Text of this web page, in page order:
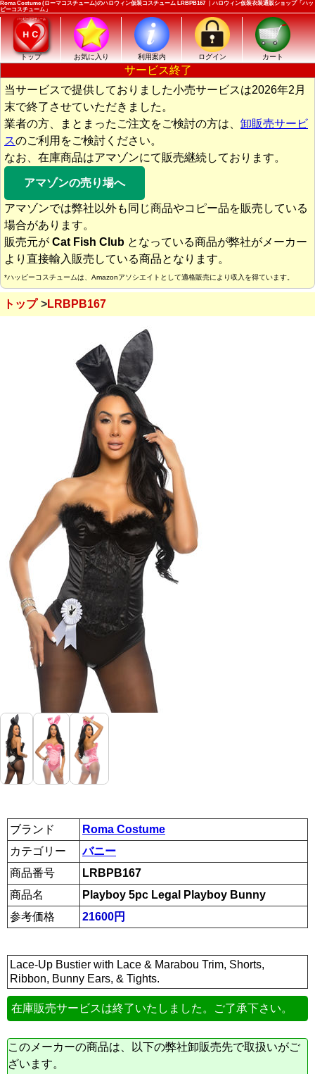
Roma Costume (ローマコスチューム)のハロウィン仮装コスチューム LRBPB167 ｜ハロウィン仮装衣装通販ショップ「ハッ
ピーコスチューム」
トップ お気に入り 利用案内 ログイン カート
サービス終了
当サービスで提供しておりました小売サービスは2026年2月
末で終了させていただきました。
業者の方、まとまったご注文をご検討の方は、 卸販売サービ
スのご利用をご検討ください。
なお、在庫商品はアマゾンにて販売継続しております。
アマゾンの売り場へ
アマゾンでは弊社以外も同じ商品やコピー品を販売している
場合があります。
販売元が Cat Fish Club となっている商品が弊社がメーカー
より直接輸入販売している商品となります。
*ハッピーコスチュームは、Amazonアソシエイトとして適格販売により収入を得ています。
トップ LRBPB167
ブランド
Roma Costume
カテゴリー
バニー
商品番号
LRBPB167
商品名
Playboy 5pc Legal Playboy Bunny
参考価格
21600円
Lace-Up Bustier with Lace & Marabou Trim, Shorts,
Ribbon, Bunny Ears, & Tights.
在庫販売サービスは終了いたしました。ご了承下さい。
このメーカーの商品は、以下の弊社卸販売先で取扱いがご
ざいます。